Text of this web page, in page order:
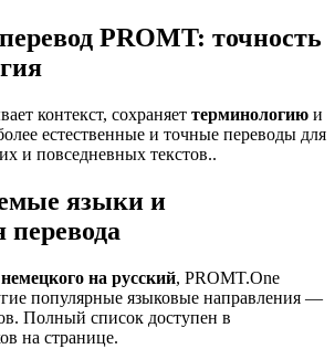
PROMT: точность
контекст, сохраняет терминологию и
естественные и точные переводы для
и повседневных текстов..
языки и
перевода
на русский, PROMT.One
популярные языковые направления —
Полный список доступен в
на странице.